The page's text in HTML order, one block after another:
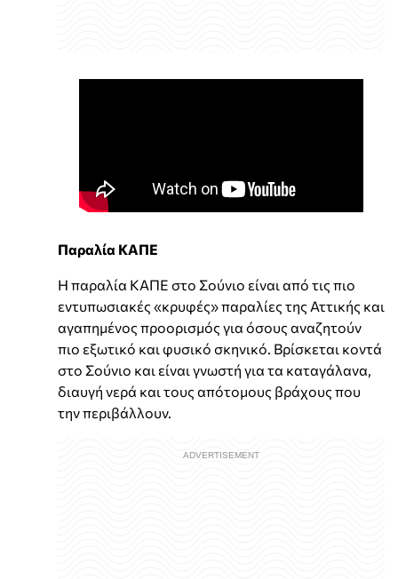
Παραλία ΚΑΠΕ
Η παραλία ΚΑΠΕ στο Σούνιο είναι από τις πιο
εντυπωσιακές «κρυφές» παραλίες της Αττικής και
αγαπημένος προορισμός για όσους αναζητούν
πιο εξωτικό και φυσικό σκηνικό. Βρίσκεται κοντά
στο Σούνιο και είναι γνωστή για τα καταγάλανα,
διαυγή νερά και τους απότομους βράχους που
την περιβάλλουν.